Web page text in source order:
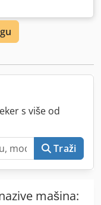
s više od
Traži
mašina: